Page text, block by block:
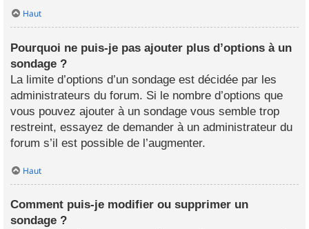
Haut
Pourquoi ne puis-je pas ajouter plus d’options à un
sondage ?
La limite d’options d’un sondage est décidée par les
administrateurs du forum. Si le nombre d’options que
vous pouvez ajouter à un sondage vous semble trop
restreint, essayez de demander à un administrateur du
forum s’il est possible de l’augmenter.
Haut
Comment puis-je modifier ou supprimer un
sondage ?